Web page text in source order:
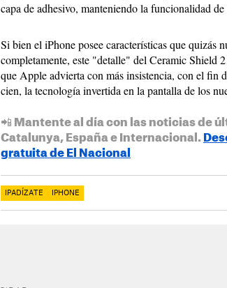
capa de adhesivo, manteniendo la funcionalidad
Si bien el iPhone posee características que quizás
completamente, este "detalle" del Ceramic Shield
que Apple advierta con más insistencia, con el fin
cien, la tecnología invertida en la pantalla de los
📲 Mantente al día con las noticias de
Catalunya, España e Internacional.
gratuita de El Nacional
IPADÍZATE IPHONE